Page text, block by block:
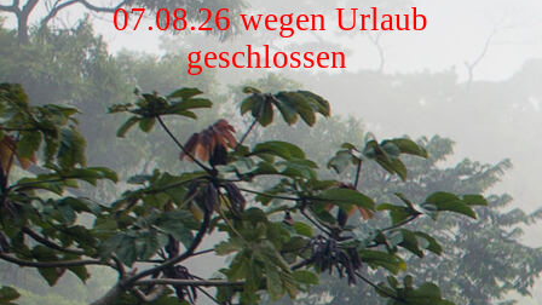
07.08.26 wegen Urlaub
geschlossen